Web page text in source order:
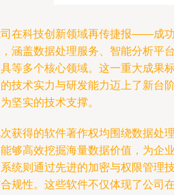
在科技创新领域再传捷报——成
涵盖数据处理服务、智能分析平
等多个核心领域。这一重大成果
技术实力与研发能力迈上了新台
坚实的技术支撑。
获得的软件著作权均围绕数据处
够高效挖掘海量数据价值，为企
统则通过先进的加密与权限管理
规性。这些软件不仅体现了公司